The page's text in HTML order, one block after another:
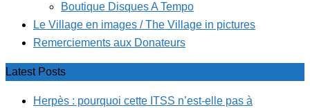
Boutique Disques A Tempo
Le Village en images / The Village in pictures
Remerciements aux Donateurs
Latest Posts
Herpès : pourquoi cette ITSS n’est-elle pas à